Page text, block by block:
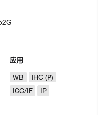
应用
WB
IHC (P)
ICC/IF
IP